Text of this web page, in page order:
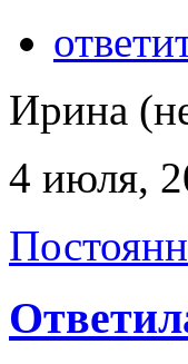
Ирина
4 июля,